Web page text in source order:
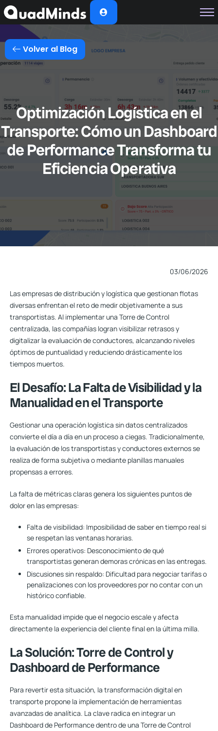
Soluciones
Módulos
Casos de Éxito
Nosotros
Volver al Blog
Optimización Logística en el
Transporte: Cómo un Dashboard
de Performance Transforma tu
Eficiencia Operativa
03/06/2026
Las empresas de distribución y logística que gestionan flotas
diversas enfrentan el reto de medir objetivamente a sus
transportistas. Al implementar una Torre de Control
centralizada, las compañías logran visibilizar retrasos y
digitalizar la evaluación de conductores, alcanzando niveles
óptimos de puntualidad y reduciendo drásticamente los
tiempos muertos.
El Desafío: La Falta de Visibilidad y la
Manualidad en el Transporte
Gestionar una operación logística sin datos centralizados
convierte el día a día en un proceso a ciegas. Tradicionalmente,
la evaluación de los transportistas y conductores externos se
realiza de forma subjetiva o mediante planillas manuales
propensas a errores.
La falta de métricas claras genera los siguientes puntos de
dolor en las empresas:
Falta de visibilidad: Imposibilidad de saber en tiempo real si
se respetan las ventanas horarias.
Errores operativos: Desconocimiento de qué
transportistas generan demoras crónicas en las entregas.
Discusiones sin respaldo: Dificultad para negociar tarifas o
penalizaciones con los proveedores por no contar con un
histórico confiable.
Esta manualidad impide que el negocio escale y afecta
directamente la experiencia del cliente final en la última milla.
La Solución: Torre de Control y
Dashboard de Performance
Para revertir esta situación, la transformación digital en
transporte propone la implementación de herramientas
avanzadas de analítica. La clave radica en integrar un
Dashboard de Performancedentro de una Torre de Control